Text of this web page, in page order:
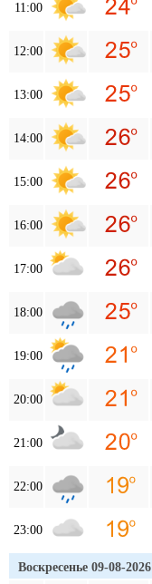
11:00
12:00
13:00
14:00
15:00
16:00
17:00
18:00
19:00
20:00
21:00
22:00
23:00
Воскресенье 09-08-2026